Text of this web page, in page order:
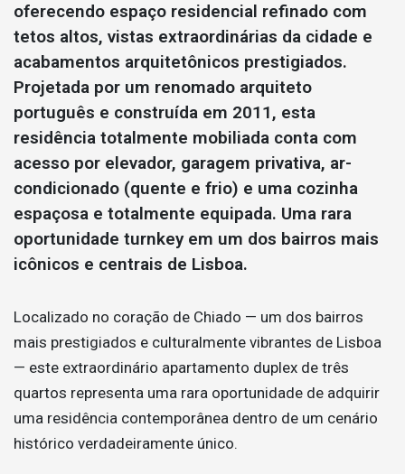
oferecendo espaço residencial refinado com
tetos altos, vistas extraordinárias da cidade e
acabamentos arquitetônicos prestigiados.
Projetada por um renomado arquiteto
português e construída em 2011, esta
residência totalmente mobiliada conta com
acesso por elevador, garagem privativa, ar-
condicionado (quente e frio) e uma cozinha
espaçosa e totalmente equipada. Uma rara
oportunidade turnkey em um dos bairros mais
icônicos e centrais de Lisboa.
Localizado no coração de Chiado — um dos bairros
mais prestigiados e culturalmente vibrantes de Lisboa
— este extraordinário apartamento duplex de três
quartos representa uma rara oportunidade de adquirir
uma residência contemporânea dentro de um cenário
histórico verdadeiramente único.